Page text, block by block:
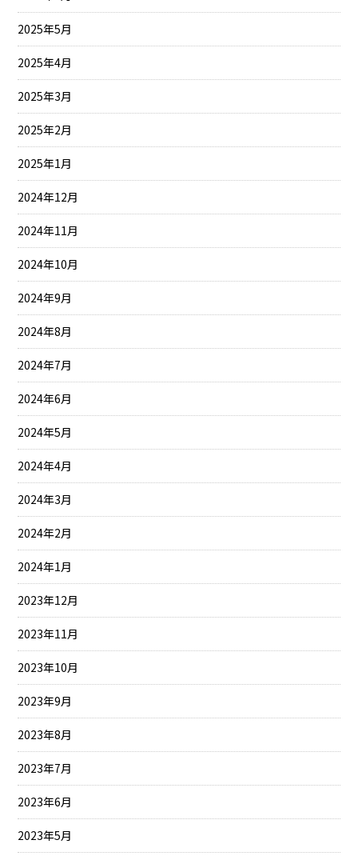
2025年5月
2025年4月
2025年3月
2025年2月
2025年1月
2024年12月
2024年11月
2024年10月
2024年9月
2024年8月
2024年7月
2024年6月
2024年5月
2024年4月
2024年3月
2024年2月
2024年1月
2023年12月
2023年11月
2023年10月
2023年9月
2023年8月
2023年7月
2023年6月
2023年5月